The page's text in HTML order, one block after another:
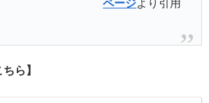
ページより引用
ら】